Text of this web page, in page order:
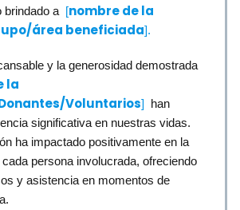
brindado a [nombre de la
área beneficiada].
y la generosidad demostrada
la
Voluntarios] han
significativa en nuestras vidas.
ha impactado positivamente en la
persona involucrada, ofreciendo
y asistencia en momentos de